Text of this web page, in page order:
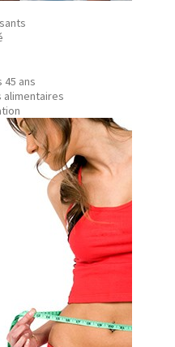
45 ans
alimentaires